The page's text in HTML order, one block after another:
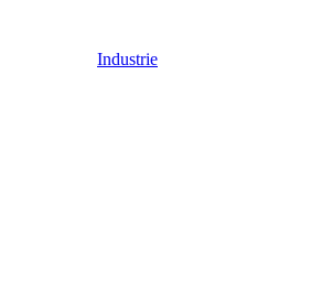
Industrie